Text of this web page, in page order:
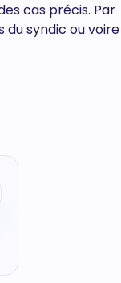
cas précis. Par
du syndic ou